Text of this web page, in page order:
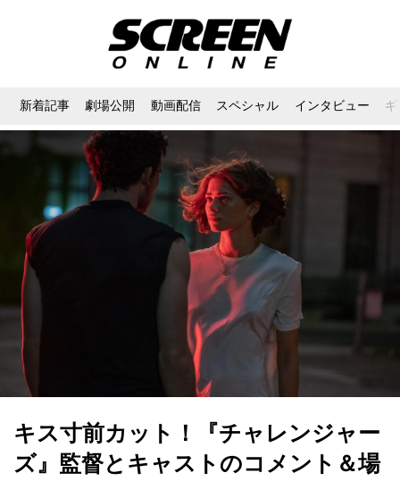
新着記事 劇場公開 動画配信 スペシャル インタビュー
キス寸前カット！『チャレンジャー
ズ』監督とキャストのコメント＆場